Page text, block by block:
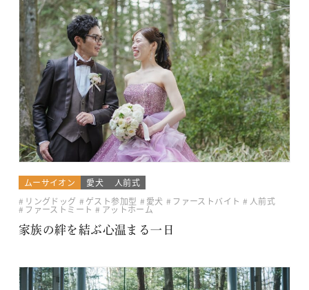
ムーサイオン 愛犬
人前式
リングドッグ
ゲスト参加型 愛犬 ファーストバイト 人前式
ファーストミート
アットホーム
家族の絆を結ぶ心温まる一日